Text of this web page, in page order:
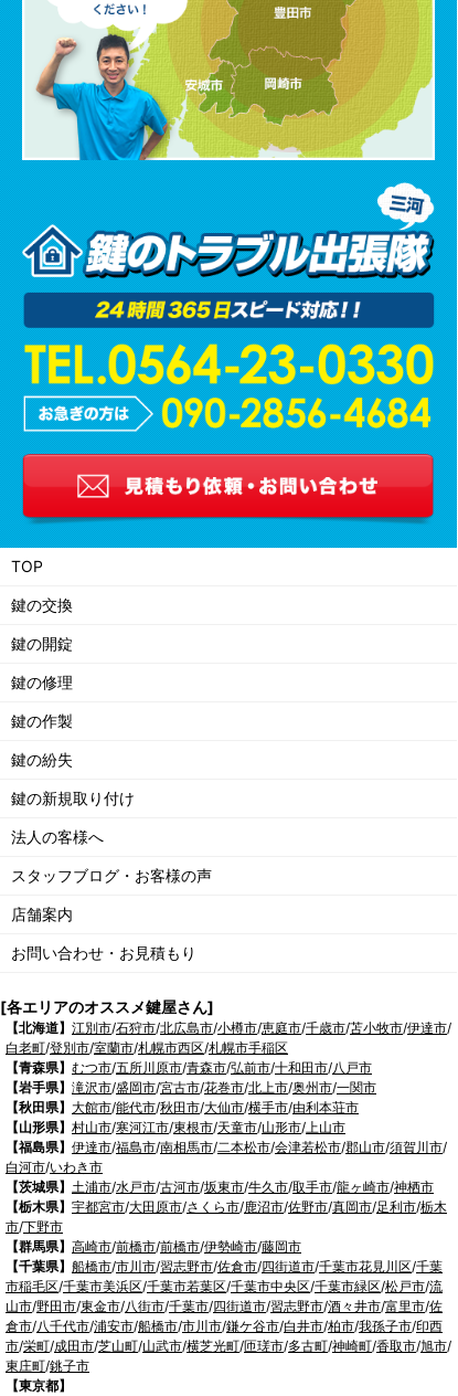
TOP
鍵の交換
鍵の開錠
鍵の修理
鍵の作製
鍵の紛失
鍵の新規取り付け
法人の客様へ
スタッフブログ・お客様の声
店舗案内
お問い合わせ・お見積もり
[各エリアのオススメ鍵屋さん]
【北海道】 江別市/石狩市/北広島市/小樽市/恵庭市/千歳市/苫小牧市/伊達市/
白老町/登別市/室蘭市/札幌市西区/札幌市手稲区
【青森県】 むつ市/五所川原市/青森市/弘前市/十和田市/八戸市
【岩手県】 滝沢市/盛岡市/宮古市/花巻市/北上市/奥州市/一関市
【秋田県】 大館市/能代市/秋田市/大仙市/横手市/由利本荘市
【山形県】 村山市/寒河江市/東根市/天童市/山形市/上山市
【福島県】 伊達市/福島市/南相馬市/二本松市/会津若松市/郡山市/須賀川市/
白河市/いわき市
【茨城県】 土浦市/水戸市/古河市/坂東市/牛久市/取手市/龍ヶ崎市/神栖市
【栃木県】 宇都宮市/大田原市/さくら市/鹿沼市/佐野市/真岡市/足利市/栃木
市/下野市
【群馬県】 高崎市/前橋市/前橋市/伊勢崎市/藤岡市
【千葉県】 船橋市/市川市/習志野市/佐倉市/四街道市/千葉市花見川区/千葉
市稲毛区/千葉市美浜区/千葉市若葉区/千葉市中央区/千葉市緑区/松戸市/流
山市/野田市/東金市/八街市/千葉市/四街道市/習志野市/酒々井市/富里市/佐
倉市/八千代市/浦安市/船橋市/市川市/鎌ケ谷市/白井市/柏市/我孫子市/印西
市/栄町/成田市/芝山町/山武市/横芝光町/匝瑳市/多古町/神崎町/香取市/旭市/
東庄町/銚子市
【東京都】